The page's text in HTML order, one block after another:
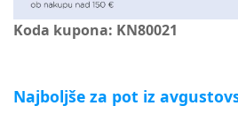
Koda kupona: KN80021
Najboljše za pot iz